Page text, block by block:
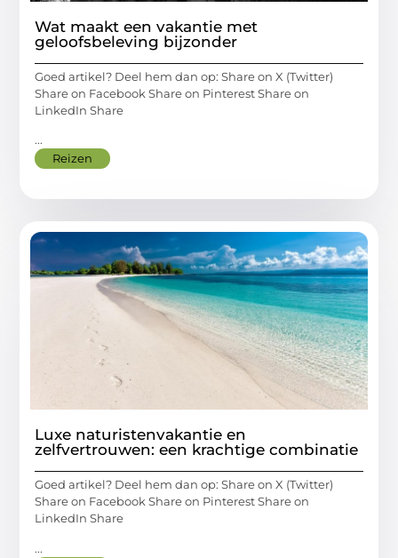
Wat maakt een vakantie met
geloofsbeleving bijzonder
Goed artikel? Deel hem dan op: Share on X (Twitter)
Share on Facebook Share on Pinterest Share on
LinkedIn Share
...
Reizen
Luxe naturistenvakantie en
zelfvertrouwen: een krachtige combinatie
Goed artikel? Deel hem dan op: Share on X (Twitter)
Share on Facebook Share on Pinterest Share on
LinkedIn Share
...